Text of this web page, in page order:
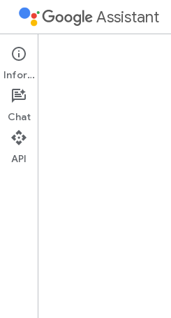
Assistant
Conversational Actions
Guías
Información
Chat
API